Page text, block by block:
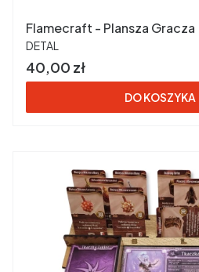
Flamecraft - Plansza Gracza
PRODUCENT
DETAL
Cena
40,00 zł
DO KOSZYKA